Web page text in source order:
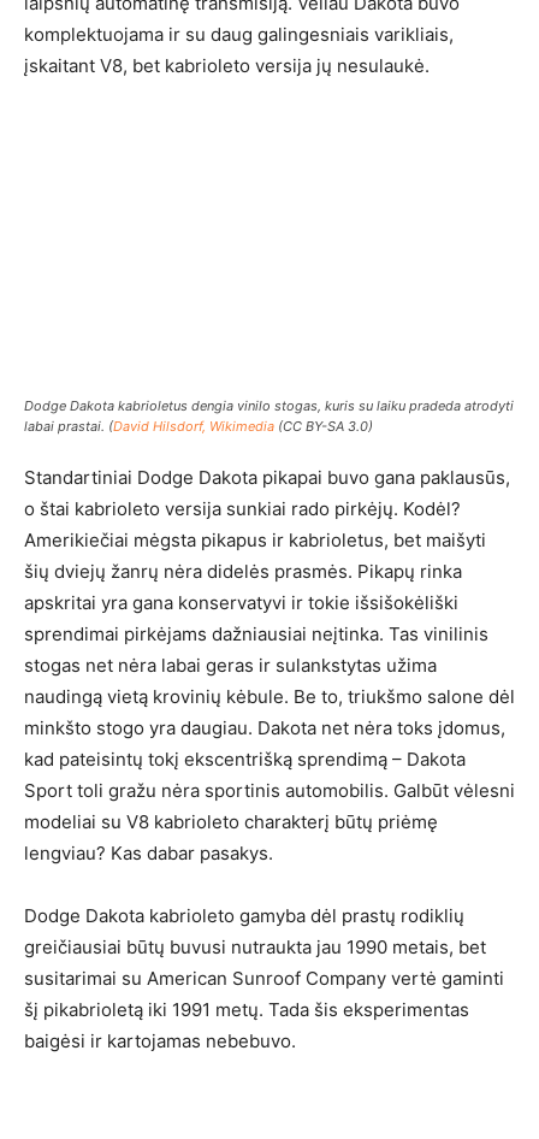
komplektuojama ir su daug galingesniais varikliais,
įskaitant V8, bet kabrioleto versija jų nesulaukė.
Dodge Dakota kabrioletus dengia vinilo stogas, kuris su laiku pradeda atrodyti
labai prastai. (David Hilsdorf, Wikimedia (CC BY-SA 3.0)
Standartiniai Dodge Dakota pikapai buvo gana paklausūs,
o štai kabrioleto versija sunkiai rado pirkėjų. Kodėl?
Amerikiečiai mėgsta pikapus ir kabrioletus, bet maišyti
šių dviejų žanrų nėra didelės prasmės. Pikapų rinka
apskritai yra gana konservatyvi ir tokie išsišokėliški
sprendimai pirkėjams dažniausiai neįtinka. Tas vinilinis
stogas net nėra labai geras ir sulankstytas užima
naudingą vietą krovinių kėbule. Be to, triukšmo salone dėl
minkšto stogo yra daugiau. Dakota net nėra toks įdomus,
kad pateisintų tokį ekscentrišką sprendimą – Dakota
Sport toli gražu nėra sportinis automobilis. Galbūt vėlesni
modeliai su V8 kabrioleto charakterį būtų priėmę
lengviau? Kas dabar pasakys.
Dodge Dakota kabrioleto gamyba dėl prastų rodiklių
greičiausiai būtų buvusi nutraukta jau 1990 metais, bet
susitarimai su American Sunroof Company vertė gaminti
šį pikabrioletą iki 1991 metų. Tada šis eksperimentas
baigėsi ir kartojamas nebebuvo.